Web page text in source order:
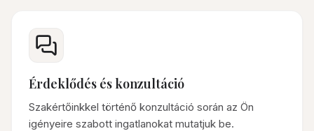
Érdeklődés és konzultáció
Szakértőinkkel történő konzultáció során az Ön
igényeire szabott ingatlanokat mutatjuk be.